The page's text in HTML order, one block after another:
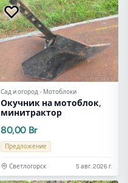
Сад и огород - Мотоблоки
Окучник на мотоблок,
минитрактор
80,00 Br
Предложение
Светлогорск 5 авг. 2026 г.